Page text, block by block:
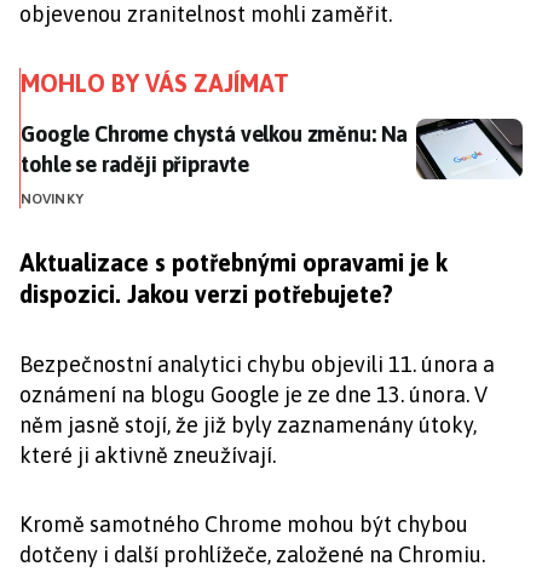
objevenou zranitelnost mohli zaměřit.
MOHLO BY VÁS ZAJÍMAT
Google Chrome chystá velkou změnu: Na tohle se
Google Chrome chystá velkou změnu: Na
tohle se raději připravte
NOVINKY
Aktualizace s potřebnými opravami je k
dispozici. Jakou verzi potřebujete?
Bezpečnostní analytici chybu objevili 11. února a
oznámení na blogu Google je ze dne 13. února. V
něm jasně stojí, že již byly zaznamenány útoky,
které ji aktivně zneužívají.
Kromě samotného Chrome mohou být chybou
dotčeny i další prohlížeče, založené na Chromiu.